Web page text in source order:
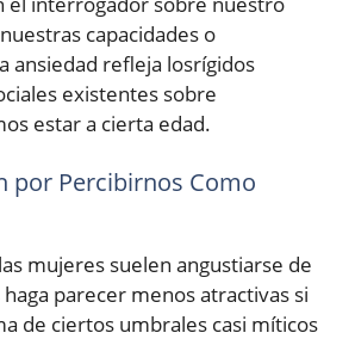
capacidades o
ansiedad refleja losrígidos
existentes sobre
estar a cierta edad.
por Percibirnos Como
mujeres suelen angustiarse de
parecer menos atractivas si
de ciertos umbrales casi míticos